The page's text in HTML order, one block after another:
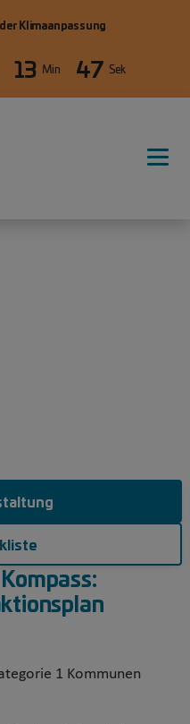
Klimaanpassung
13 Min 47 Sek
1 Kommunen